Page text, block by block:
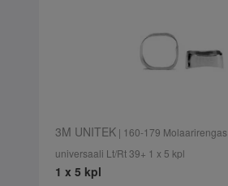
3M UNITEK| 160-179
universaali Lt/Rt 39+ 1 x 5 kpl
1 x 5 kpl